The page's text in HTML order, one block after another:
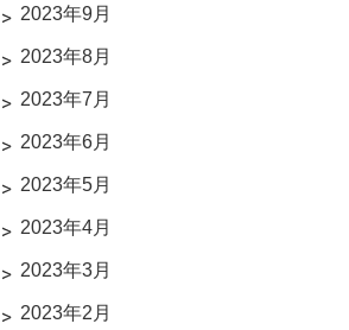
2023年9月
2023年8月
2023年7月
2023年6月
2023年5月
2023年4月
2023年3月
2023年2月